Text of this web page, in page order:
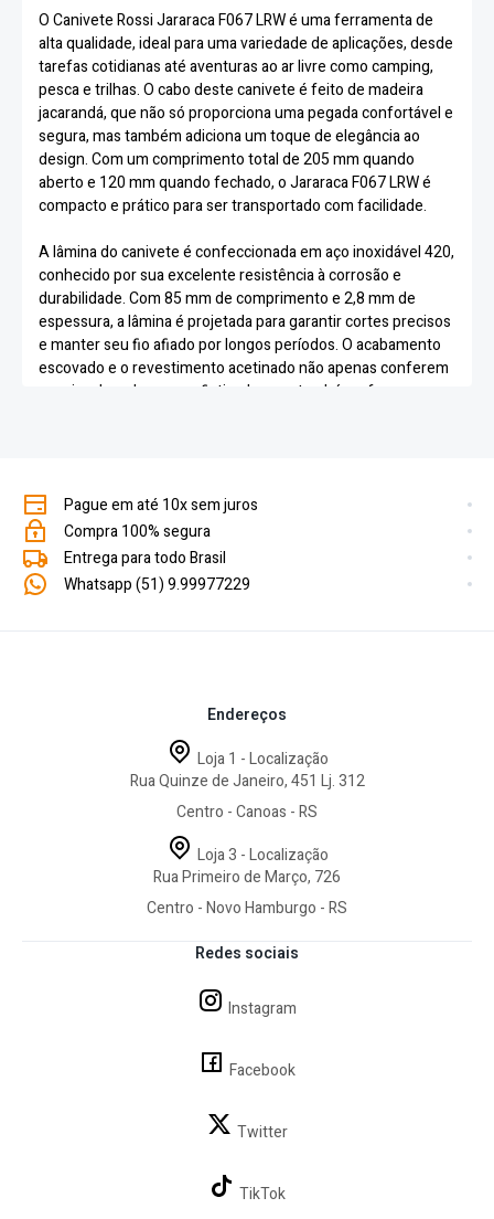
O Canivete Rossi Jararaca F067 LRW é uma ferramenta de
alta qualidade, ideal para uma variedade de aplicações, desde
tarefas cotidianas até aventuras ao ar livre como camping,
pesca e trilhas. O cabo deste canivete é feito de madeira
jacarandá, que não só proporciona uma pegada confortável e
segura, mas também adiciona um toque de elegância ao
design. Com um comprimento total de 205 mm quando
aberto e 120 mm quando fechado, o Jararaca F067 LRW é
compacto e prático para ser transportado com facilidade.
A lâmina do canivete é confeccionada em aço inoxidável 420,
conhecido por sua excelente resistência à corrosão e
durabilidade. Com 85 mm de comprimento e 2,8 mm de
espessura, a lâmina é projetada para garantir cortes precisos
e manter seu fio afiado por longos períodos. O acabamento
escovado e o revestimento acetinado não apenas conferem
um visual moderno e sofisticado, mas também oferecem
com anel de Teflon, que assegura um acesso rápido e
eficiente à lâmina, tornando-o uma ferramenta confiável e
prática para qualquer situação. A garantia do produto é de 3
meses, o que oferece uma segurança adicional ao
consumidor.
Pague em até 10x sem juros
Compra 100% segura
Entrega para todo Brasil
Whatsapp (51) 9.99977229
Redes sociais
Instagram
Facebook
Twitter
TikTok
Endereços
Loja 1 - Localização
Rua Quinze de Janeiro, 451 Lj. 312
Centro - Canoas - RS
Loja 3 - Localização
Rua Primeiro de Março, 726
Centro - Novo Hamburgo - RS